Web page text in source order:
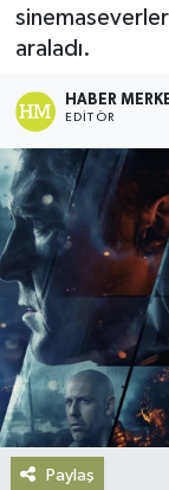
araladı.
HABER
EDITÖR
Paylaş
Eğitim
Ekonomi
Genel
Gündem
Haberde
Kültür-
Magazin
Podcast
Son
Haber